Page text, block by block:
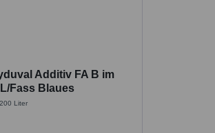
Additiv FA B im
Fass Blaues
für
200 Liter